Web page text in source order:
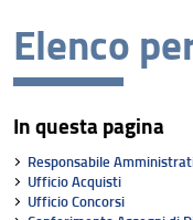
Elenco
In questa pagina
Responsabile
Ufficio Acquisti
Ufficio Concorsi
Missione
Visione
Assicurazione della
Organizzazione